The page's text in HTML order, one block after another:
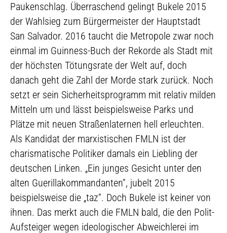
Paukenschlag. Überraschend gelingt Bukele 2015
der Wahlsieg zum Bürgermeister der Hauptstadt
San Salvador. 2016 taucht die Metropole zwar noch
einmal im Guinness-Buch der Rekorde als Stadt mit
der höchsten Tötungsrate der Welt auf, doch
danach geht die Zahl der Morde stark zurück. Noch
setzt er sein Sicherheitsprogramm mit relativ milden
Mitteln um und lässt beispielsweise Parks und
Plätze mit neuen Straßenlaternen hell erleuchten.
Als Kandidat der marxistischen FMLN ist der
charismatische Politiker damals ein Liebling der
deutschen Linken. „Ein junges Gesicht unter den
alten Guerillakommandanten“, jubelt 2015
beispielsweise die „taz“. Doch Bukele ist keiner von
ihnen. Das merkt auch die FMLN bald, die den Polit-
Aufsteiger wegen ideologischer Abweichlerei im